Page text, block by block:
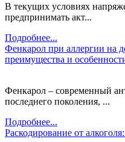
В текущих условиях
предпринимать акт...
Подробнее...
Фенкарол при аллергии на
преимущества и
Фенкарол – современный
последнего поколения, ...
Подробнее...
Раскодирование от